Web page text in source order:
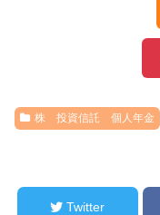
株 投資信託 個人年金
Twitter